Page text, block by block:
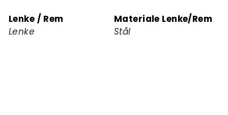
Lenke / Rem
Lenke
Materiale Lenke/Rem
Stål